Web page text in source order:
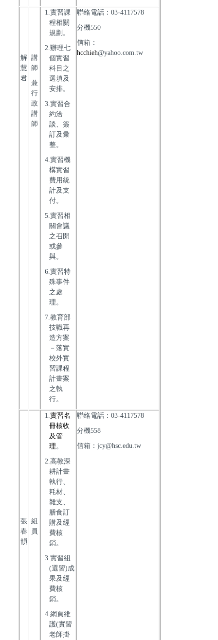
解
慧
君
講
師
兼
行
政
講
師
1.實習課
程相關
規劃。
2.辦理七
個實習
科目之
選填及
安排。
3.實習合
約洽
談、簽
訂及彙
整。
4.實習機
構實習
費用統
計及支
付。
5.實習相
關會議
之召開
或參
與。
6.實習特
殊事件
之處
理。
7.教育部
技職再
造方案
－落實
校外實
習課程
計畫案
之執
行。
聯絡電話：03-4117578
分機550
信箱：
hcchieh@yahoo.com.tw
張
春
韻
組
員
1.實習名
冊核收
及管
理。
2.高教深
耕計畫
執行、
耗材、
雜支、
膳食訂
購及經
費核
銷。
3.實習組
(選習)成
果及經
費核
銷。
4.網頁維
護(實習
老師掛
聯絡電話：03-4117578
分機558
信箱：jcy@hsc.edu.tw